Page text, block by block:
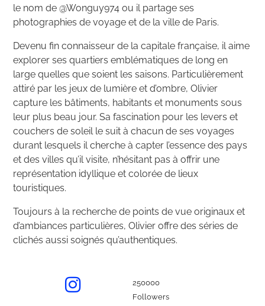
le nom de @Wonguy974 ou il partage ses
photographies de voyage et de la ville de Paris.
Devenu fin connaisseur de la capitale française, il aime
explorer ses quartiers emblématiques de long en
large quelles que soient les saisons. Particulièrement
attiré par les jeux de lumière et d’ombre, Olivier
capture les bâtiments, habitants et monuments sous
leur plus beau jour. Sa fascination pour les levers et
couchers de soleil le suit à chacun de ses voyages
durant lesquels il cherche à capter l’essence des pays
et des villes qu’il visite, n’hésitant pas à offrir une
représentation idyllique et colorée de lieux
touristiques.
Toujours à la recherche de points de vue originaux et
d’ambiances particulières, Olivier offre des séries de
clichés aussi soignés qu’authentiques.
250000
Followers